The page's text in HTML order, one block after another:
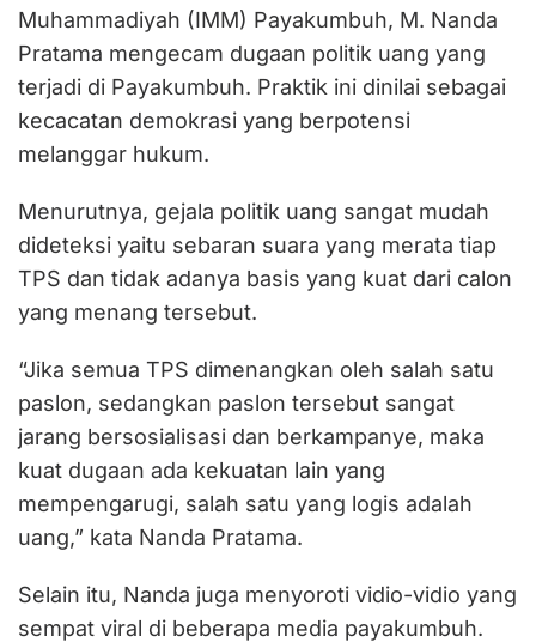
Muhammadiyah (IMM) Payakumbuh, M. Nanda
Pratama mengecam dugaan politik uang yang
terjadi di Payakumbuh. Praktik ini dinilai sebagai
kecacatan demokrasi yang berpotensi
melanggar hukum.
Menurutnya, gejala politik uang sangat mudah
dideteksi yaitu sebaran suara yang merata tiap
TPS dan tidak adanya basis yang kuat dari calon
yang menang tersebut.
“Jika semua TPS dimenangkan oleh salah satu
paslon, sedangkan paslon tersebut sangat
jarang bersosialisasi dan berkampanye, maka
kuat dugaan ada kekuatan lain yang
mempengarugi, salah satu yang logis adalah
uang,” kata Nanda Pratama.
Selain itu, Nanda juga menyoroti vidio-vidio yang
sempat viral di beberapa media payakumbuh.